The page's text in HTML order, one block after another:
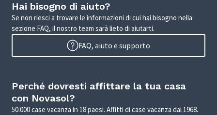
Hai bisogno di aiuto?
Se non riesci a trovare le informazioni di cui hai bisogno nella
sezione FAQ, il nostro team sarà lieto di aiutarti.
FAQ, aiuto e supporto
Perché dovresti affittare la tua casa
con Novasol?
50.000 case vacanza in 18 paesi. Affitti di case vacanza dal 1968.